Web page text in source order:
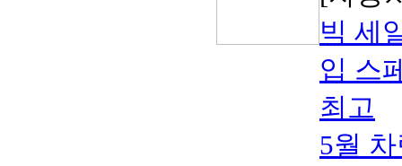
빅 세
입 스
최고
5월